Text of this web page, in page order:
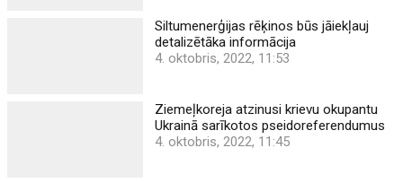
Siltumenerģijas rēķinos būs jāiekļauj
detalizētāka informācija
4. oktobris, 2022, 11:53
Ziemeļkoreja atzinusi krievu okupantu
Ukrainā sarīkotos pseidoreferendumus
4. oktobris, 2022, 11:45